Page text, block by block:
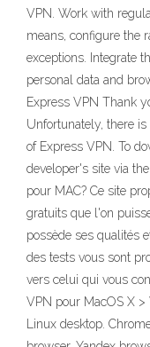
VPN. Work with
means, configure the
exceptions. Integrate
personal data and
Express VPN Thank
Unfortunately, there
of Express VPN. To
developer's site via
pour MAC? Ce site
gratuits que l'on
possède ses qualités
des tests vous sont
vers celui qui vous
VPN pour MacOS X >
Linux desktop.